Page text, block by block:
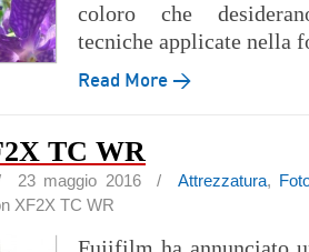
coloro che
tecniche applicate nella
Read More →
TC WR
maggio 2016 /Attrezzatura,
XF2X TC WR